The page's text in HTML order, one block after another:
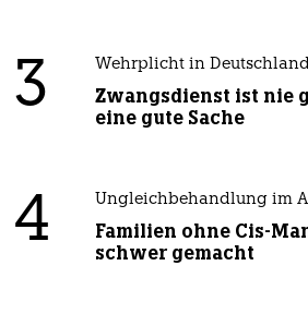
3 Wehrplicht in
Zwangsdienst ist nie
eine gute Sache
4 Ungleichbehandlung im
Familien ohne Cis-
schwer gemacht